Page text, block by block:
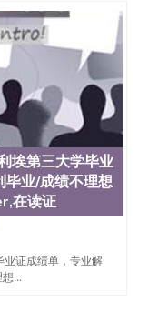
State
State
State
Jose State
Jose State
Jose State
State
State
State
State
Jose State
Jose State
Jose State
Jose State
Jose State
Jose State
Jose State
埃第三大学毕业
毕业/成绩不理想
在读证
证成绩单，专业解
...